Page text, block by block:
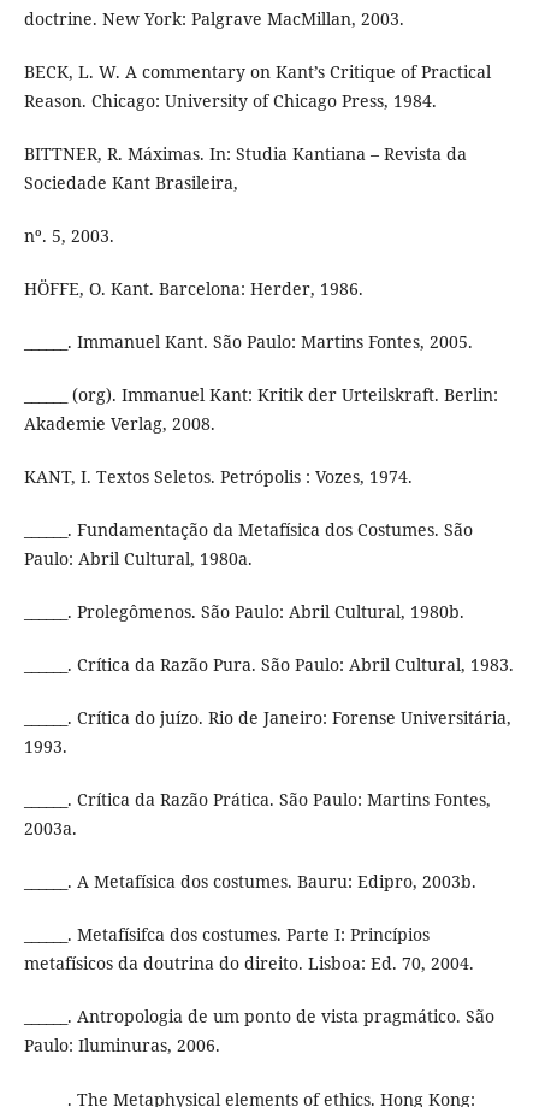
doctrine. New York: Palgrave MacMillan, 2003.
BECK, L. W. A commentary on Kant’s Critique of Practical
Reason. Chicago: University of Chicago Press, 1984.
BITTNER, R. Máximas. In: Studia Kantiana – Revista da
Sociedade Kant Brasileira,
nº. 5, 2003.
HÖFFE, O. Kant. Barcelona: Herder, 1986.
______. Immanuel Kant. São Paulo: Martins Fontes, 2005.
______ (org). Immanuel Kant: Kritik der Urteilskraft. Berlin:
Akademie Verlag, 2008.
KANT, I. Textos Seletos. Petrópolis : Vozes, 1974.
______. Fundamentação da Metafísica dos Costumes. São
Paulo: Abril Cultural, 1980a.
______. Prolegômenos. São Paulo: Abril Cultural, 1980b.
______. Crítica da Razão Pura. São Paulo: Abril Cultural, 1983.
______. Crítica do juízo. Rio de Janeiro: Forense Universitária,
1993.
______. Crítica da Razão Prática. São Paulo: Martins Fontes,
2003a.
______. A Metafísica dos costumes. Bauru: Edipro, 2003b.
______. Metafísifca dos costumes. Parte I: Princípios
metafísicos da doutrina do direito. Lisboa: Ed. 70, 2004.
______. Antropologia de um ponto de vista pragmático. São
Paulo: Iluminuras, 2006.
______. The Metaphysical elements of ethics. Hong Kong: